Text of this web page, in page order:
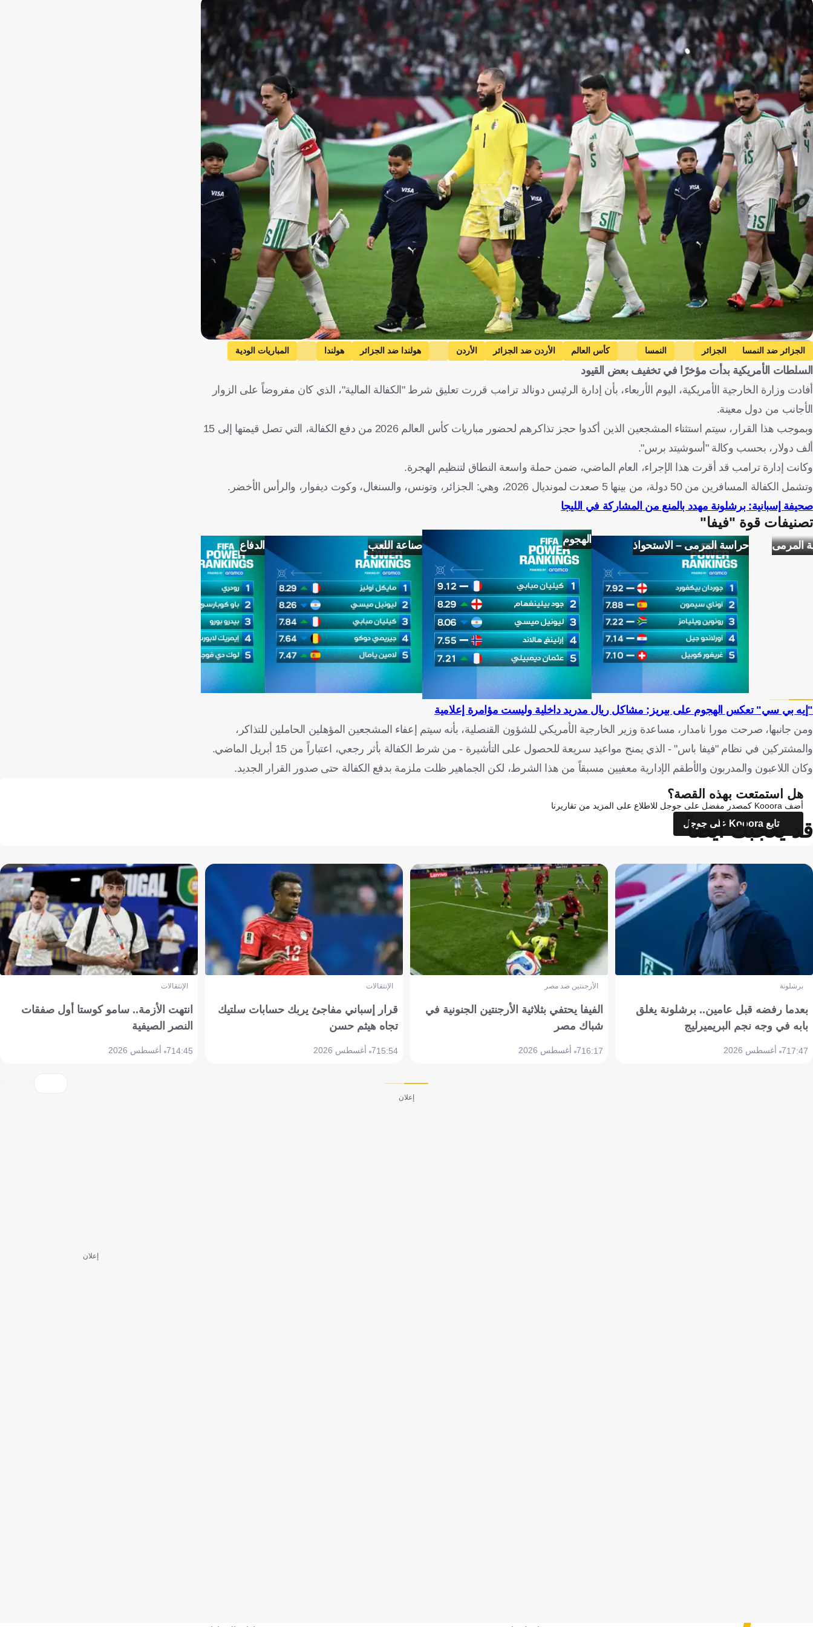
Getty Images
الجزائر ضد النمسا الجزائر النمسا كأس العالم الأردن ضد الجزائر الأردن هولندا ضد الجزائر هولندا
المباريات الودية
الأرجنتين ضد الجزائر
الأرجنتين النمسا ضد تونس
السويد
الولايات المتحدة الأمريكية ضد باراجواي الولايات المتحدة الأمريكية باراجواي تركيا ضد الولايات المتحدة الأمريكية
تركيا
الولايات المتحدة الأمريكية ضد أستراليا
السويد
باراغواي تركيا أستراليا كرة قدم
السلطات الأمريكية بدأت مؤخرًا في تخفيف بعض القيود
أفادت وزارة الخارجية الأمريكية، اليوم الأربعاء، بأن إدارة الرئيس دونالد ترامب قررت تعليق شرط "الكفالة المالية"، الذي كان مفروضاً على الزوار
الأجانب من دول معينة.
وبموجب هذا القرار، سيتم استثناء المشجعين الذين أكدوا حجز تذاكرهم لحضور مباريات كأس العالم 2026 من دفع الكفالة، التي تصل قيمتها إلى 15
ألف دولار، بحسب وكالة "أسوشيتد برس".
وكانت إدارة ترامب قد أقرت هذا الإجراء، العام الماضي، ضمن حملة واسعة النطاق لتنظيم الهجرة.
وتشمل الكفالة المسافرين من 50 دولة، من بينها 5 صعدت لمونديال 2026، وهي: الجزائر، وتونس، والسنغال، وكوت ديفوار، والرأس الأخضر.
صحيفة إسبانية: برشلونة مهدد بالمنع من المشاركة في الليجا
تصنيفات قوة "فيفا"
المرمى حراسة المرمى – الاستحواذ الهجوم صناعة اللعب الدفاع
"إيه بي سي" تعكس الهجوم على بيريز: مشاكل ريال مدريد داخلية وليست مؤامرة إعلامية
ومن جانبها، صرحت مورا نامدار، مساعدة وزير الخارجية الأمريكي للشؤون القنصلية، بأنه سيتم إعفاء المشجعين المؤهلين الحاملين للتذاكر،
والمشتركين في نظام "فيفا باس" - الذي يمنح مواعيد سريعة للحصول على التأشيرة - من شرط الكفالة بأثر رجعي، اعتباراً من 15 أبريل الماضي.
وكان اللاعبون والمدربون والأطقم الإدارية معفيين مسبقاً من هذا الشرط، لكن الجماهير ظلت ملزمة بدفع الكفالة حتى صدور القرار الجديد.
هل استمتعت بهذه القصة؟
أضف Kooora كمصدر مفضل على جوجل للاطلاع على المزيد من تقاريرنا
تابع Kooora على جوجل
قد يعجبك أيضاً
برشلونة
بعدما رفضه قبل عامين.. برشلونة يغلق
بابه في وجه نجم البريميرليج
17:477 أغسطس 2026
الأرجنتين ضد مصر
الفيفا يحتفي بثلاثية الأرجنتين الجنونية في
شباك مصر
16:177 أغسطس 2026
الإنتقالات
قرار إسباني مفاجئ يربك حسابات سلتيك
تجاه هيثم حسن
15:547 أغسطس 2026
الإنتقالات
انتهت الأزمة.. سامو كوستا أول صفقات
النصر الصيفية
14:457 أغسطس 2026
إعلان
إعلان